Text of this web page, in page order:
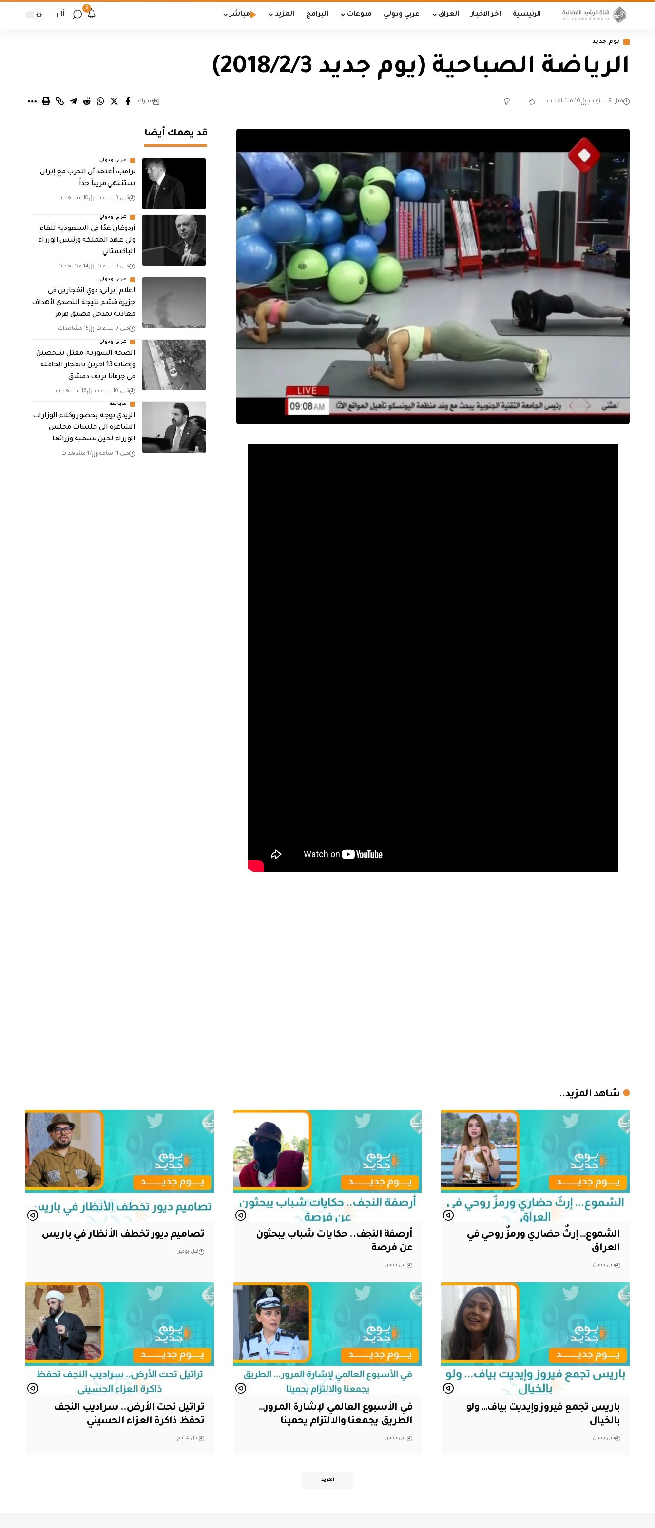
الرئيسية اخر الاخبار العراق عربي ودولي منوعات البرامج المزيد مباشر
9
أأ
يوم جديد
الرياضة الصباحية (يوم جديد 2018/2/3)
قبل 9 سنوات 10 مشاهدات شارك
قد يهمك أيضا
عربي ودولي
‏ترامب: أعتقد أن الحرب مع إيران
ستنتهي قريباً جداً
قبل 8 ساعات 10 مشاهدات
عربي ودولي
أردوغان غدًا في السعودية للقاء
ولي عهد المملكة ورئيس الوزراء
الباكستاني
قبل 9 ساعات 14 مشاهدات
عربي ودولي
اعلام إيراني: دوي انفجارين في
جزيرة قشم نتيجة التصدي لأهداف
معادية بمدخل مضيق هرمز
قبل 9 ساعات 15 مشاهدات
عربي ودولي
الصحة السورية: مقتل شخصين
وإصابة 13 اخرين بانفجار الحافلة
في جرمانا بريف دمشق
قبل 10 ساعات 16 مشاهدات
سياسة
الزيدي يوجه بحضور وكلاء الوزارات
الشاغرة الى جلسات مجلس
الوزراء لحين تسمية وزرائها
قبل 11 ساعة 17 مشاهدات
شاهد المزيد..
الشموع… إرثٌ حضاري ورمزٌ روحي في
العراق
قبل يومين
أرصفة النجف.. حكايات شباب يبحثون
عن فرصة
قبل يومين
تصاميم ديور تخطف الأنظار في باريس
قبل يومين
باريس تجمع فيروز وإيديت بياف… ولو
بالخيال
قبل يومين
في الأسبوع العالمي لإشارة المرور…
الطريق يجمعنا والالتزام يحمينا
قبل يومين
تراتيل تحت الأرض.. سراديب النجف
تحفظ ذاكرة العزاء الحسيني
قبل 4 أيام
المزيد